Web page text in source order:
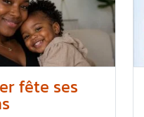
fête ses